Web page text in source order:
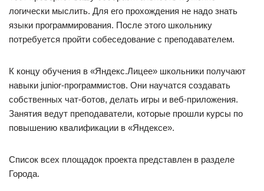
логически мыслить. Для его прохождения не надо знать
языки программирования. После этого школьнику
потребуется пройти собеседование с преподавателем.
К концу обучения в «Яндекс.Лицее» школьники получают
навыки junior-программистов. Они научатся создавать
собственных чат-ботов, делать игры и веб-приложения.
Занятия ведут преподаватели, которые прошли курсы по
повышению квалификации в «Яндексе».
Список всех площадок проекта представлен в разделе
Города.